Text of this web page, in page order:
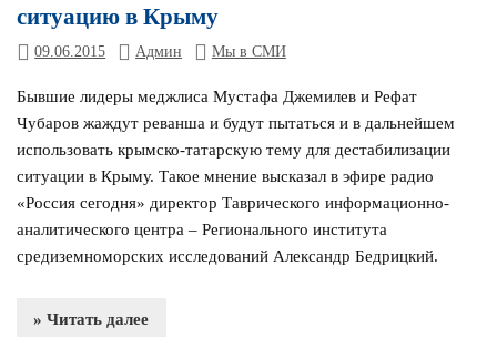
ситуацию в Крыму
09.06.2015 Админ Мы в СМИ
Бывшие лидеры меджлиса Мустафа Джемилев и Рефат
Чубаров жаждут реванша и будут пытаться и в дальнейшем
использовать крымско-татарскую тему для дестабилизации
ситуации в Крыму. Такое мнение высказал в эфире радио
«Россия сегодня» директор Таврического информационно-
аналитического центра – Регионального института
средиземноморских исследований Александр Бедрицкий.
» Читать далее